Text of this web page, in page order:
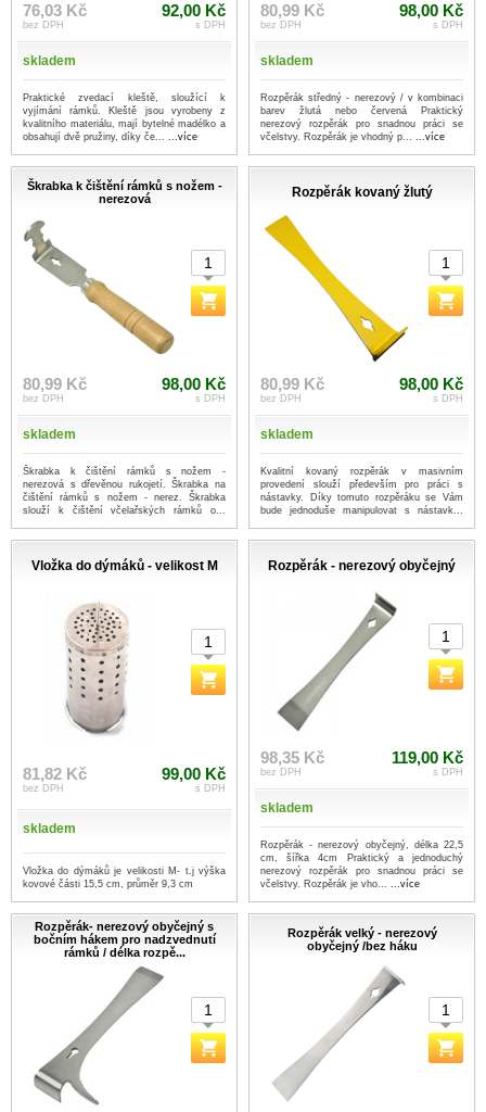
76,03 Kč
bez DPH
92,00 Kč
s DPH
skladem
Praktické zvedací kleště, sloužící k
vyjímání rámků. Kleště jsou vyrobeny z
kvalitního materiálu, mají bytelné madélko a
obsahují dvě pružiny, díky če... ...více
80,99 Kč
bez DPH
98,00 Kč
s DPH
skladem
Rozpěrák středný - nerezový / v kombinaci
barev žlutá nebo červená Praktický
nerezový rozpěrák pro snadnou práci se
včelstvy. Rozpěrák je vhodný p... ...více
Škrabka k čištění rámků s nožem -
nerezová
80,99 Kč
bez DPH
98,00 Kč
s DPH
skladem
Škrabka k čištění rámků s nožem -
nerezová s dřevěnou rukojetí. Škrabka na
čištění rámků s nožem - nerez. Škrabka
slouží k čištění včelařských rámků o...
Rozpěrák kovaný žlutý
80,99 Kč
bez DPH
98,00 Kč
s DPH
skladem
Kvalitní kovaný rozpěrák v masivním
provedení slouží především pro práci s
nástavky. Díky tomuto rozpěráku se Vám
bude jednoduše manipulovat s nástavk...
Vložka do dýmáků - velikost M
81,82 Kč
bez DPH
99,00 Kč
s DPH
skladem
Vložka do dýmáků je velikosti M- t.j výška
kovové části 15,5 cm, průměr 9,3 cm
Rozpěrák - nerezový obyčejný
98,35 Kč
bez DPH
119,00 Kč
s DPH
skladem
Rozpěrák - nerezový obyčejný, délka 22,5
cm, šířka 4cm Praktický a jednoduchý
nerezový rozpěrák pro snadnou práci se
včelstvy. Rozpěrák je vho... ...více
Rozpěrák- nerezový obyčejný s
bočním hákem pro nadzvednutí
rámků / délka rozpě...
Rozpěrák velký - nerezový
obyčejný /bez háku